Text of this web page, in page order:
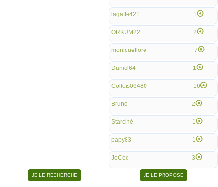
lagaffe421 1
ORKUM22 2
moniqueflore 7
Daniel64 1
Collois06480 16
Bruno 2
Starciné 1
papy83 1
JoCec 3